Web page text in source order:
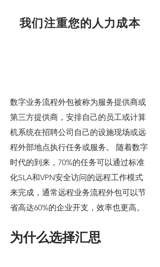
我们注重您的人力成本
数字业务流程外包被称为服务提供商或
第三方提供商，安排自己的员工或计算
机系统在招聘公司自己的设施现场或远
程外部地点执行任务或服务。 随着数字
时代的到来，70%的任务可以通过标准
化SLA和VPN安全访问的远程工作模式
来完成，通常远程业务流程外包可以节
省高达60%的企业开支，效率也更高。
为什么选择汇思